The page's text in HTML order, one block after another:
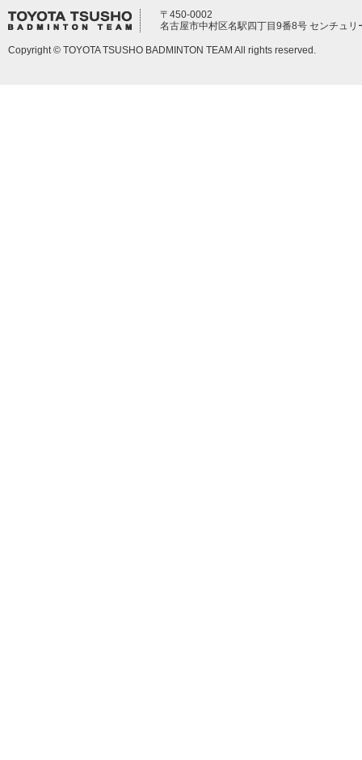
〒450-0002
名古屋市中村区名駅四丁目9番8号 センチュリ
Copyright © TOYOTA TSUSHO BADMINTON TEAM All rights reserved.